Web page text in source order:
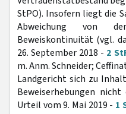
StPO). Insofern liegt die
Abweichung von
Beweiskontinuität (vgl.
26. September 2018 - 2
m. Anm. Schneider;
Landgericht sich zu
Beweiserhebungen
Urteil vom 9. Mai 2019 - 1